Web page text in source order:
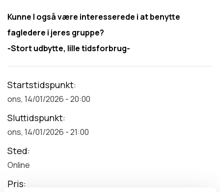
Kunne I også være interesserede i at benytte
fagledere i jeres gruppe?
-Stort udbytte, lille tidsforbrug-
Startstidspunkt
ons, 14/01/2026 - 20:00
Sluttidspunkt
ons, 14/01/2026 - 21:00
Sted
Online
Pris